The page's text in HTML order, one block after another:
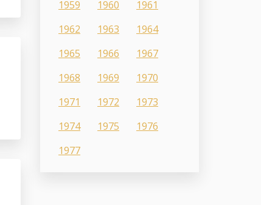
1959
1960
1961
1962
1963
1964
1965
1966
1967
1968
1969
1970
1971
1972
1973
1974
1975
1976
1977